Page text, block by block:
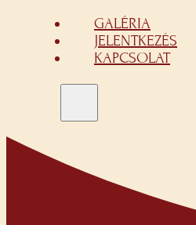
GALÉRIA
JELENTKEZÉS
KAPCSOLAT